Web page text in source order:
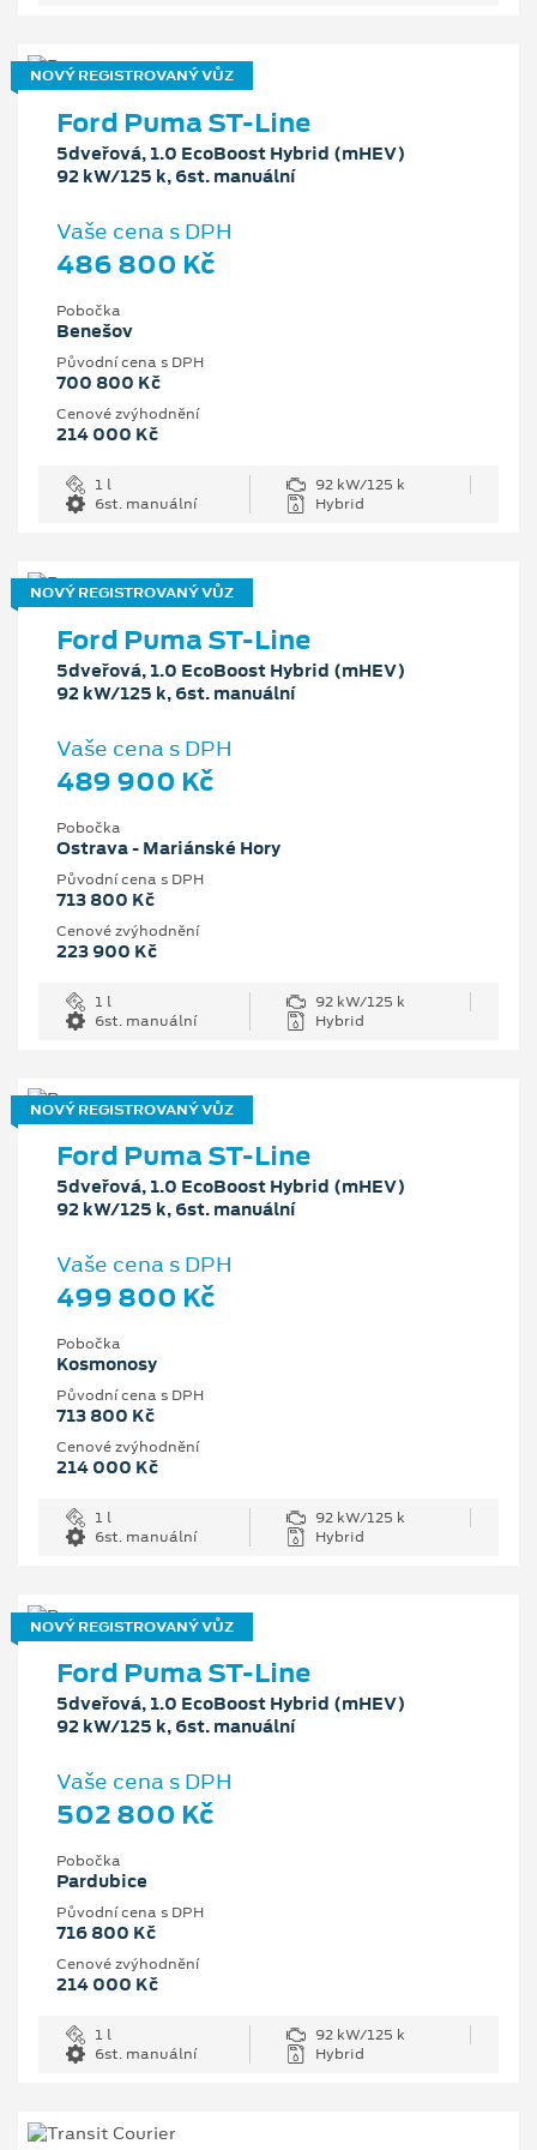
NOVÝ REGISTROVANÝ VŮZ
Ford Puma ST-Line
5dveřová, 1.0 EcoBoost Hybrid (mHEV)
92 kW/125 k, 6st. manuální
Vaše cena s DPH
486 800 Kč
Pobočka
Benešov
Původní cena s DPH
700 800 Kč
Cenové zvýhodnění
214 000 Kč
1 l
92 kW/125 k
6st. manuální
Hybrid
NOVÝ REGISTROVANÝ VŮZ
Ford Puma ST-Line
5dveřová, 1.0 EcoBoost Hybrid (mHEV)
92 kW/125 k, 6st. manuální
Vaše cena s DPH
489 900 Kč
Pobočka
Ostrava - Mariánské Hory
Původní cena s DPH
713 800 Kč
Cenové zvýhodnění
223 900 Kč
1 l
92 kW/125 k
6st. manuální
Hybrid
NOVÝ REGISTROVANÝ VŮZ
Ford Puma ST-Line
5dveřová, 1.0 EcoBoost Hybrid (mHEV)
92 kW/125 k, 6st. manuální
Vaše cena s DPH
499 800 Kč
Pobočka
Kosmonosy
Původní cena s DPH
713 800 Kč
Cenové zvýhodnění
214 000 Kč
1 l
92 kW/125 k
6st. manuální
Hybrid
NOVÝ REGISTROVANÝ VŮZ
Ford Puma ST-Line
5dveřová, 1.0 EcoBoost Hybrid (mHEV)
92 kW/125 k, 6st. manuální
Vaše cena s DPH
502 800 Kč
Pobočka
Pardubice
Původní cena s DPH
716 800 Kč
Cenové zvýhodnění
214 000 Kč
1 l
92 kW/125 k
6st. manuální
Hybrid